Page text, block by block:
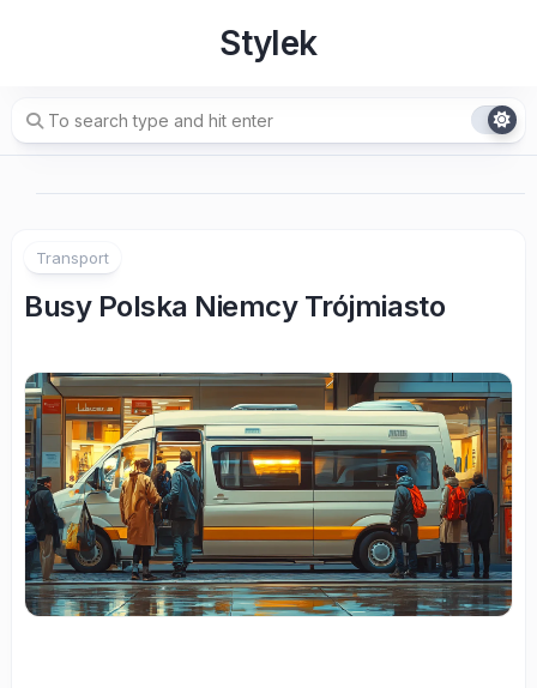
Stylek
Transport
Busy Polska Niemcy Trójmiasto